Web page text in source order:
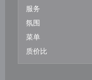
服务
氛围
菜单
质价比